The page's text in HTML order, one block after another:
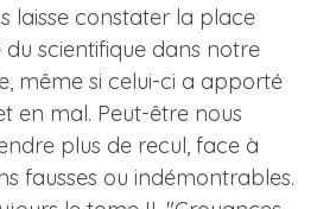
laisse constater la place
scientifique dans notre
même si celui-ci a apporté
en mal. Peut-être nous
plus de recul, face à
fausses ou indémontrables.